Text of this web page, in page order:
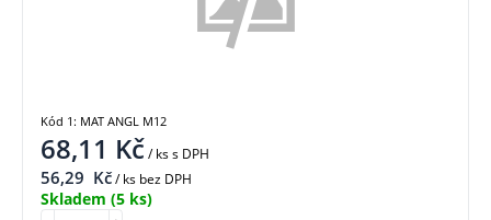
68,11 Kč/ kss DPH
56,29 Kč/ ks bez DPH
Skladem (5 ks)
Kód 1: MAT ANGL M12